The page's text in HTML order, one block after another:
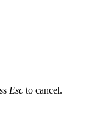
Esc to cancel.